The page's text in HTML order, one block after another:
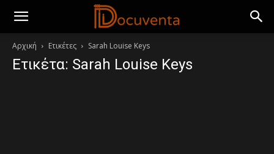
Αρχική Ετικέτες Sarah Louise Keys
Ετικέτα: Sarah Louise Keys